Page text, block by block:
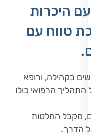
היכרות
טווח עם
בקהילה, ורופא
הרפואי כולו
מקבל החלטות
הדרך.